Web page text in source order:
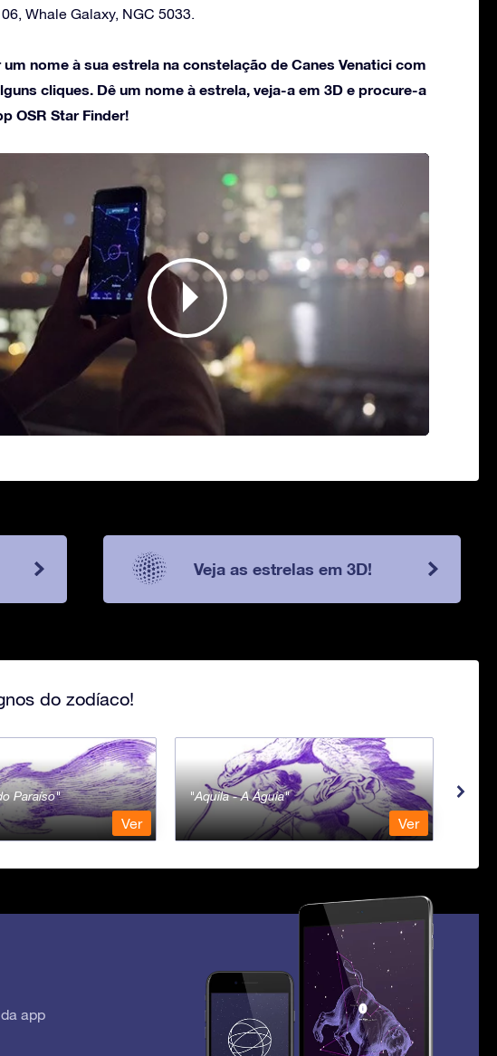
Whale Galaxy, NGC 5033.
um nome à sua estrela na constelação de Canes Venatici com
cliques. Dê um nome à estrela, veja-a em 3D e procure-a
OSR Star Finder!
Veja as estrelas em 3D!
do zodíaco!
Paraíso
Ver
Aquila - A Águia
Ver
app